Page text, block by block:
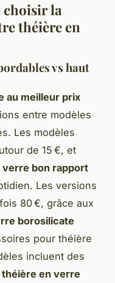
choisir la
théière en
vs haut
au meilleur prix
entre modèles
Les modèles
de 15 €, et
bon rapport
Les versions
80 €, grâce aux
borosilicate
pour théière
incluent des
théière en verre